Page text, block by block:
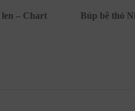
– Chart
Búp bê thỏ